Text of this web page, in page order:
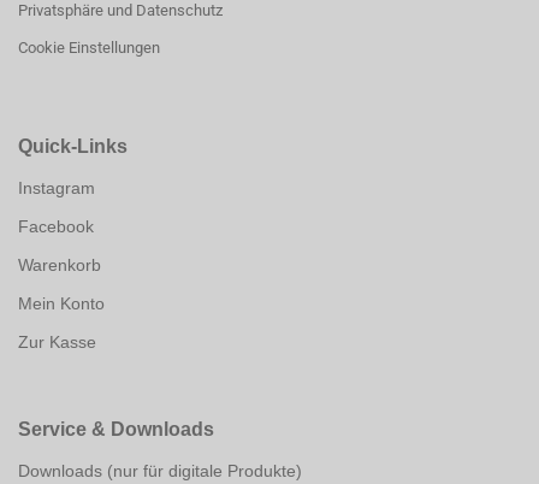
Privatsphäre und Datenschutz
Cookie Einstellungen
Quick-Links
Instagram
Facebook
Warenkorb
Mein Konto
Zur Kasse
Service & Downloads
Downloads (nur für digitale Produkte)